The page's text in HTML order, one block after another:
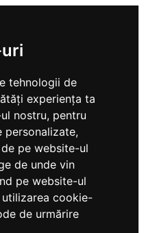
tehnologii de
experiența ta
nostru, pentru
personalizate,
pe website-ul
de unde vin
pe website-ul
cookie-
de urmărire